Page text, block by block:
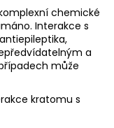
chemické
Interakce s
a
může
kratomu s